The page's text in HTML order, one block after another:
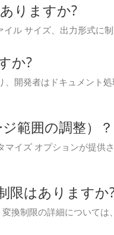
りますか?
ル サイズ、出力形式に制
か?
開発者はドキュメント
範囲の調整）？
イズ オプションが提供
限はありますか
換制限の詳細については